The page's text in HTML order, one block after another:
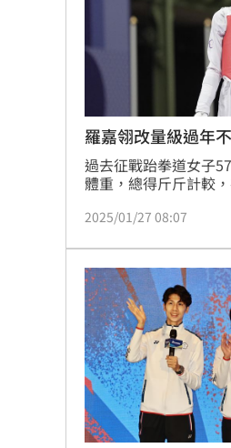
羅嘉翎改量級過年
過去征戰跆拳道女子
體重，總得斤斤計較
量級，她說：「過年總
2025/01/27 08:07